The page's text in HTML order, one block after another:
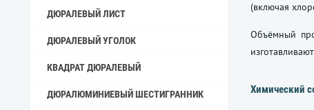
ДЮРАЛЕВЫЙ ЛИСТ
ДЮРАЛЕВЫЙ УГОЛОК
КВАДРАТ ДЮРАЛЕВЫЙ
ДЮРАЛЮМИНИЕВЫЙ ШЕСТИГРАННИК
(включая
Объёмный
Химический